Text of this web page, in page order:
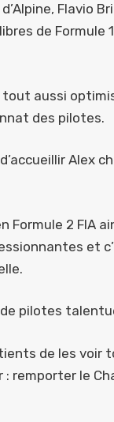
Flavio
de
aussi
des pilotes.
Alex
Formule 2 FIA
et
pilotes
de les voir
remporter le